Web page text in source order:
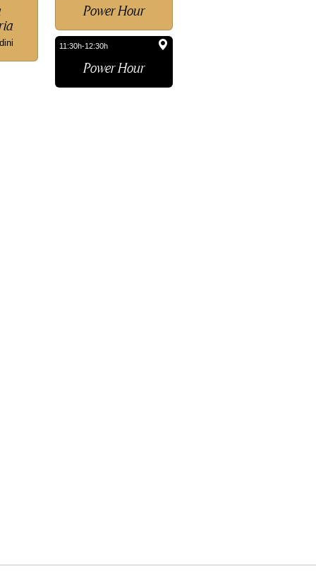
Inicial - Horarios de Verano' y 20:00h 'Clase Inicial con
Inicial - Horarios de Verano' y 20:00h 'Clase Inicial con
Power Hour
11:30h-12:30h
Power Hour